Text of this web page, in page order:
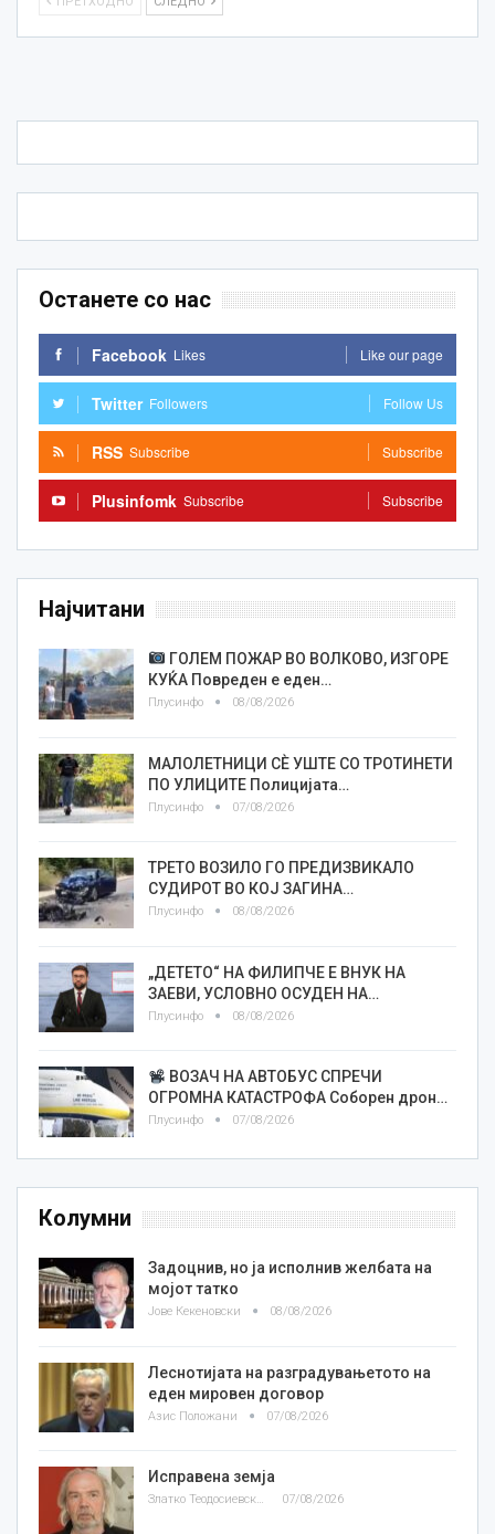
Останете со нас
Facebook Likes Like our page
Twitter Followers Follow Us
RSS Subscribe Subscribe
Plusinfomk Subscribe Subscribe
Најчитани
ГОЛЕМ ПОЖАР ВО ВОЛКОВО, ИЗГОРЕ
КУЌА Повреден е еден…
Плусинфо 08/08/2026
МАЛОЛЕТНИЦИ СÈ УШТЕ СО ТРОТИНЕТИ
ПО УЛИЦИТЕ Полицијата…
Плусинфо 07/08/2026
ТРЕТО ВОЗИЛО ГО ПРЕДИЗВИКАЛО
СУДИРОТ ВО КОЈ ЗАГИНА…
Плусинфо 08/08/2026
„ДЕТЕТО“ НА ФИЛИПЧЕ Е ВНУК НА
ЗАЕВИ, УСЛОВНО ОСУДЕН НА…
Плусинфо 08/08/2026
ВОЗАЧ НА АВТОБУС СПРЕЧИ
ОГРОМНА КАТАСТРОФА Соборен дрон…
Плусинфо 07/08/2026
Колумни
Задоцнив, но ја исполнив желбата на
мојот татко
Јове Кекеновски 08/08/2026
Леснотијата на разградувањетото на
еден мировен договор
Азис Положани 07/08/2026
Исправена земја
Златко Теодосиевски 07/08/2026